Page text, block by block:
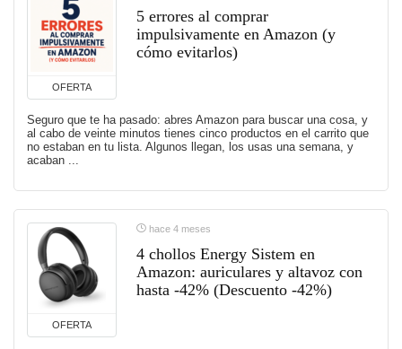
OFERTA
5 errores al comprar
impulsivamente en Amazon (y
cómo evitarlos)
Seguro que te ha pasado: abres Amazon para buscar una cosa, y
al cabo de veinte minutos tienes cinco productos en el carrito que
no estaban en tu lista. Algunos llegan, los usas una semana, y
acaban ...
OFERTA
hace 4 meses
4 chollos Energy Sistem en
Amazon: auriculares y altavoz con
hasta -42% (Descuento -42%)